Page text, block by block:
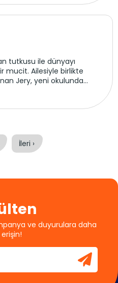
tutkusu ile dünyayı
mucit. Ailesiyle birlikte
Jery, yeni okulunda
bir ...
İleri ›
ve duyurulara daha
erişin!